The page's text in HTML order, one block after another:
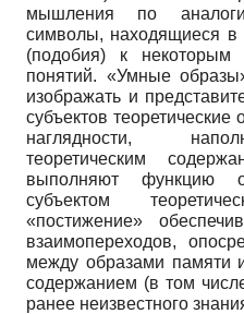
мышления по
символы, находящиеся в
(подобия) к некоторым
понятий. «Умные
изображать и
субъектов
наглядности,
теоретическим
выполняют функцию
субъектом
«постижение»
взаимопереходов,
между образами памяти
содержанием (в том
ранее неизвестного